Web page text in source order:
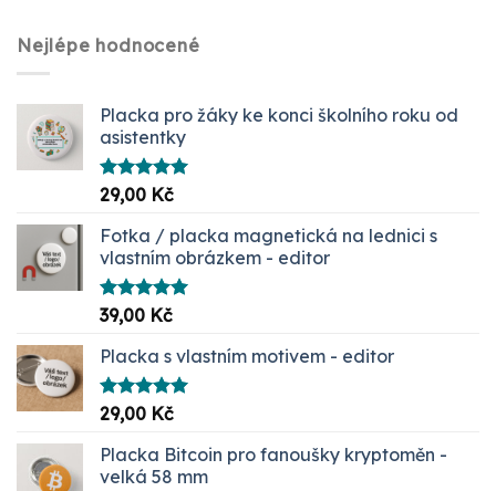
byla:
87,00 Kč.
Nejlépe hodnocené
Placka pro žáky ke konci školního roku od
asistentky
Hodnocení
5.00
29,00 Kč
Fotka / placka magnetická na lednici s
vlastním obrázkem - editor
Hodnocení
5.00
39,00 Kč
Placka s vlastním motivem - editor
Hodnocení
5.00
29,00 Kč
Placka Bitcoin pro fanoušky kryptoměn -
velká 58 mm